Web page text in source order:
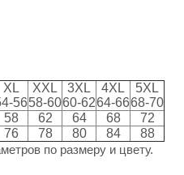
XL
56
XXL
58-60
3XL
60-62
4XL
64-66
5XL
68-70
58 62 64 68
72
76 78 80 84
88
по размеру и цвету.